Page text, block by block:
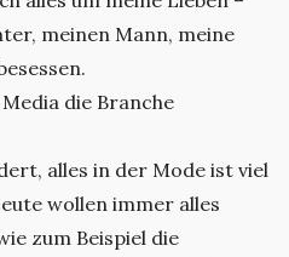
meinen Mann, meine
die Branche
alles in der Mode ist viel
wollen immer alles
zum Beispiel die